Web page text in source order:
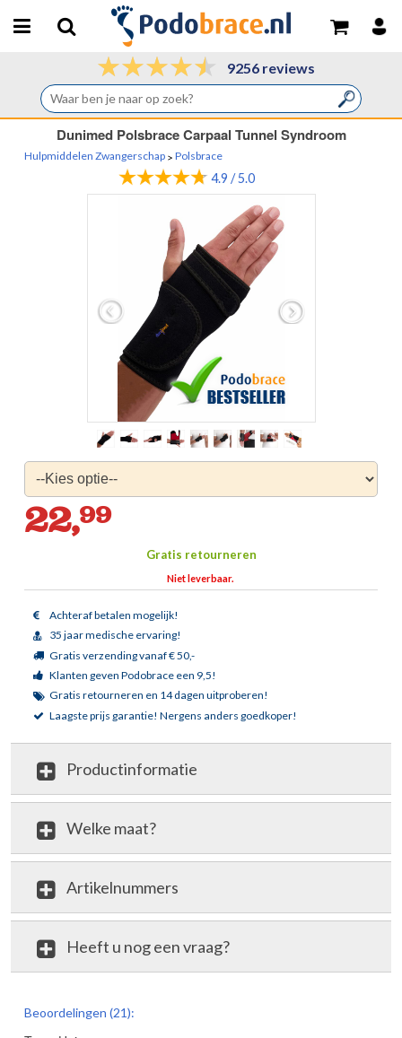
9256 reviews
Dunimed Polsbrace Carpaal Tunnel Syndroom
Hulpmiddelen Zwangerschap > Polsbrace
4.9 / 5.0
22,99
Gratis retourneren
Niet leverbaar.
Achteraf betalen mogelijk!
35 jaar medische ervaring!
Gratis verzending vanaf € 50,-
Klanten geven Podobrace een 9,5!
Gratis retourneren en 14 dagen uitproberen!
Laagste prijs garantie! Nergens anders goedkoper!
Productinformatie
Welke maat?
Artikelnummers
Heeft u nog een vraag?
Beoordelingen (21):